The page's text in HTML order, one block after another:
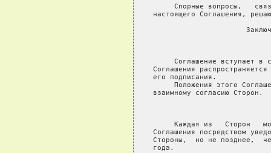
Спорные вопросы,
настоящего Соглашения,
Соглашение вступает в
Соглашения
его подписания.
Положения этого
взаимному согласию Сторон.
Каждая из   Сторон
Соглашения посредством
Стороны,  но не позднее,
года.